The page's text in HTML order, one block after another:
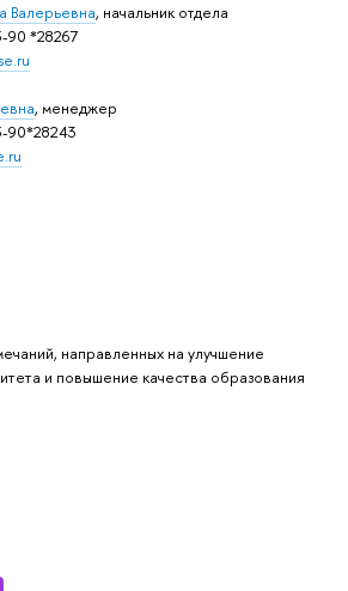
Валерьевна, начальник отдела
90 *28267
, менеджер
90*28243
направленных на улучшение
и повышение качества образования